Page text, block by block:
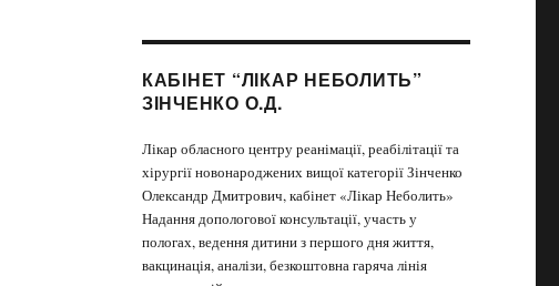
КАБІНЕТ “ЛІКАР НЕБОЛИТЬ”
ЗІНЧЕНКО О.Д.
Лікар обласного центру реанімації, реабілітації та
хірургії новонароджених вищої категорії Зінченко
Олександр Дмитрович, кабінет «Лікар Неболить»
Надання допологової консультації, участь у
пологах, ведення дитини з першого дня життя,
вакцинація, аналізи, безкоштовна гаряча лінія